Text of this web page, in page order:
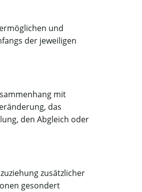
und
der jeweiligen
mit
das
den Abgleich oder
zusätzlicher
gesondert